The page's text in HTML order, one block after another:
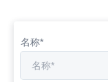
名称*